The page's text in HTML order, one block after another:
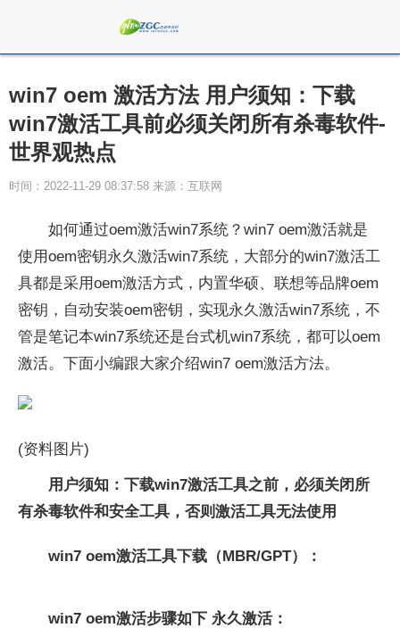
win7 oem 激活方法 用户须知：下载
win7激活工具前必须关闭所有杀毒软件-
世界观热点
时间：2022-11-29 08:37:58 来源：互联网
如何通过oem激活win7系统？win7 oem激活就是
使用oem密钥永久激活win7系统，大部分的win7激活工
具都是采用oem激活方式，内置华硕、联想等品牌oem
密钥，自动安装oem密钥，实现永久激活win7系统，不
管是笔记本win7系统还是台式机win7系统，都可以oem
激活。下面小编跟大家介绍win7 oem激活方法。
(资料图片)
用户须知：下载win7激活工具之前，必须关闭所
有杀毒软件和安全工具，否则激活工具无法使用
win7 oem激活工具下载（MBR/GPT）：
win7 oem激活步骤如下 永久激活：